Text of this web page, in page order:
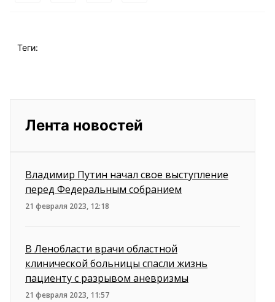
Теги:
Лента новостей
Владимир Путин начал свое выступление
перед Федеральным собранием
21 февраля 2023, 12:18
В Ленобласти врачи областной
клинической больницы спасли жизнь
пациенту с разрывом аневризмы
21 февраля 2023, 11:57